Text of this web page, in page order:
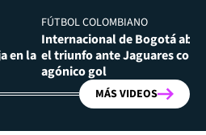
en la
FÚTBOL COLOMBIANO
Internacional de Bogotá
el triunfo ante Jaguares con
agónico gol
MÁS VIDEOS